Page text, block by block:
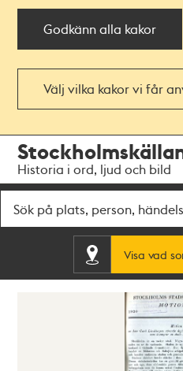
Godkänn alla kakor
Välj vilka kakor vi får
navigationen
huvudinnehållet
Historia i ord, ljud och bild
Visa vad